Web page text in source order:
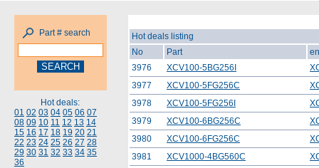
Part # search
Hot deals:
01 02 03 04 05 06 07
08 09 10 11 12 13 14
15 16 17 18 19 20 21
22 23 24 25 26 27 28
29 30 31 32 33 34 35
36
Hot deals listing
No
Part
3976
XCV100-5BG256I
3977
XCV100-5FG256C
3978
XCV100-5FG256I
3979
XCV100-6BG256C
3980
XCV100-6FG256C
3981
XCV1000-4BG560C